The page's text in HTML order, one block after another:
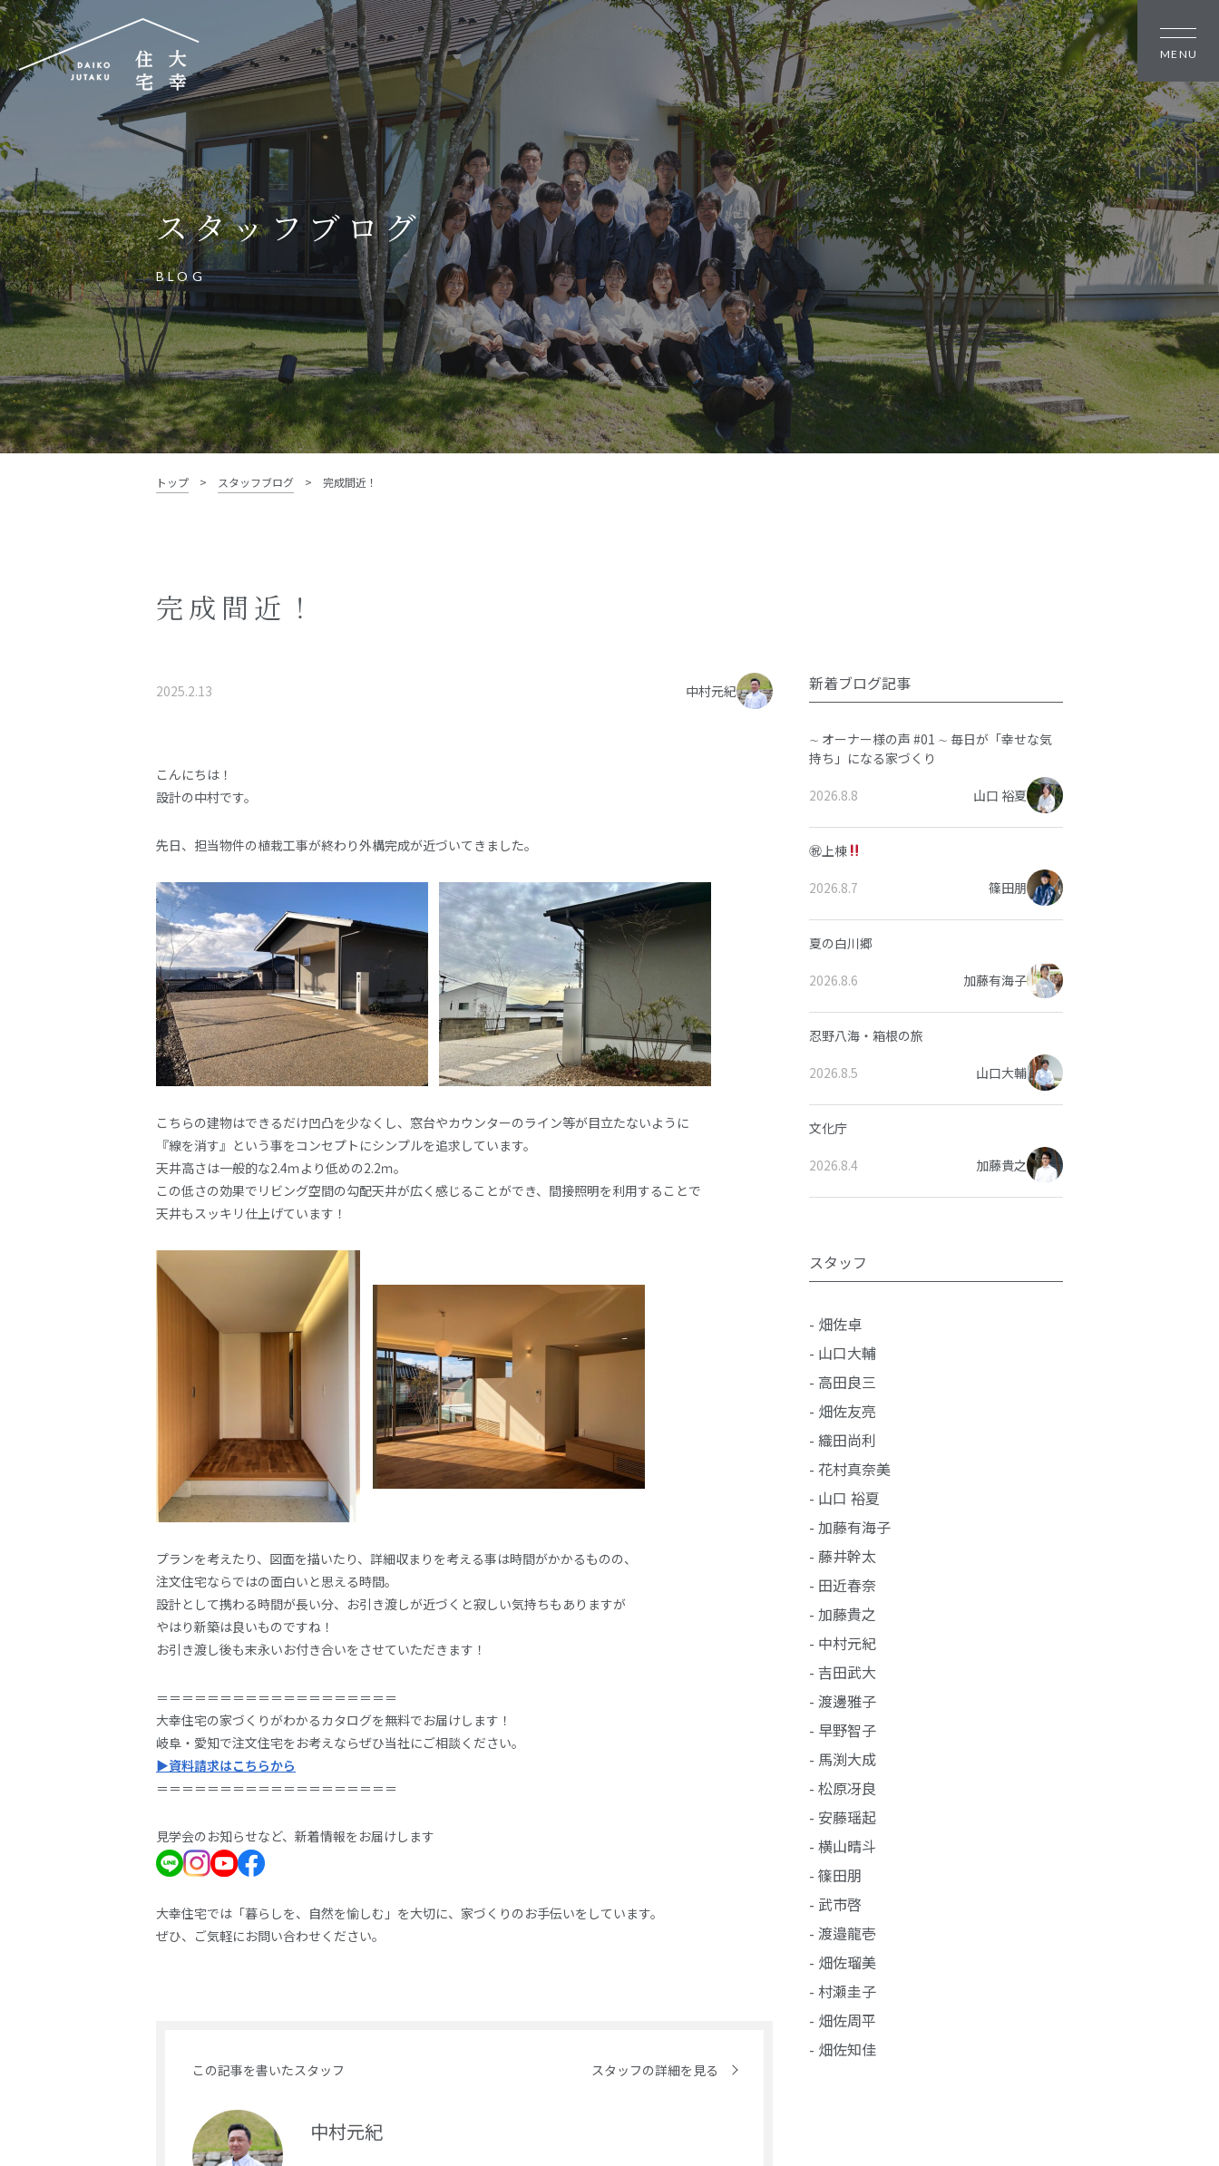
大幸住宅株式会社
〒504-0834
岐阜県各務原市那加昭南町88番地の3
大幸住宅可児工房
〒509-0203
岐阜県可児市下恵土3433番地652
お電話でのご相談はお気軽に
TEL.0574-60-1161
受付時間：9:00～17:00
資料請求・お問い合わせ
新築・リノベをお考えの方
家づくりの考え方
性能
暮らし方のご提案
薪ストーブのある暮らし
平屋の暮らし
四季を感じる暮らし
アフターサポート
家づくりの流れ
施工事例
イベント
土地をお探しの方
- 分譲地情報
かさまつのちいさな町並み
いしもりのちいさな町並み
かみえどのちいさな町並み
大幸住宅について
スタッフブログ
お知らせ
会社概要
スタッフ紹介
オーナー様へ
資料請求・お問い合わせ
プライバシーポリシー
スタッフブログ
BLOG
トップ > スタッフブログ > 完成間近！
完成間近！
2025.2.13 中村元紀
こんにちは！
設計の中村です。
先日、担当物件の植栽工事が終わり外構完成が近づいてきました。
こちらの建物はできるだけ凹凸を少なくし、窓台やカウンターのライン等が目立たないように
『線を消す』という事をコンセプトにシンプルを追求しています。
天井高さは一般的な2.4ｍより低めの2.2ｍ。
この低さの効果でリビング空間の勾配天井が広く感じることができ、間接照明を利用することで
天井もスッキリ仕上げています！
プランを考えたり、図面を描いたり、詳細収まりを考える事は時間がかかるものの、
注文住宅ならではの面白いと思える時間。
設計として携わる時間が長い分、お引き渡しが近づくと寂しい気持ちもありますが
やはり新築は良いものですね！
お引き渡し後も末永いお付き合いをさせていただきます！
＝＝＝＝＝＝＝＝＝＝＝＝＝＝＝＝＝＝＝
大幸住宅の家づくりがわかるカタログを無料でお届けします！
岐阜・愛知で注文住宅をお考えならぜひ当社にご相談ください。
▶資料請求はこちらから
＝＝＝＝＝＝＝＝＝＝＝＝＝＝＝＝＝＝＝
見学会のお知らせなど、新着情報をお届けします
大幸住宅では「暮らしを、自然を愉しむ」を大切に、家づくりのお手伝いをしています。
ぜひ、ご気軽にお問い合わせください。
この記事を書いたスタッフ スタッフの詳細を見る
中村元紀
新着ブログ記事
∼ オーナー様の声 #01 ∼ 毎日が「幸せな気
持ち」になる家づくり
2026.8.8 山口 裕夏
㊗上棟
2026.8.7 篠田朋
夏の白川郷
2026.8.6 加藤有海子
忍野八海・箱根の旅
2026.8.5 山口大輔
文化庁
2026.8.4 加藤貴之
スタッフ
- 畑佐卓
- 山口大輔
- 高田良三
- 畑佐友亮
- 織田尚利
- 花村真奈美
- 山口 裕夏
- 加藤有海子
- 藤井幹太
- 田近春奈
- 加藤貴之
- 中村元紀
- 吉田武大
- 渡邊雅子
- 早野智子
- 馬渕大成
- 松原冴良
- 安藤瑶起
- 横山晴斗
- 篠田朋
- 武市啓
- 渡邉龍壱
- 畑佐瑠美
- 村瀬圭子
- 畑佐周平
- 畑佐知佳